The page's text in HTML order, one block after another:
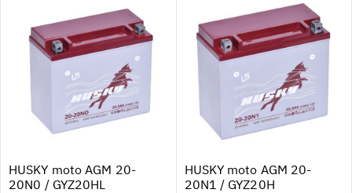
HUSKY moto AGM 20-
20N0 / GYZ20HL
HUSKY moto AGM 20-
20N1 / GYZ20H